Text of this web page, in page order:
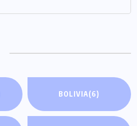
BOLIVIA(6)